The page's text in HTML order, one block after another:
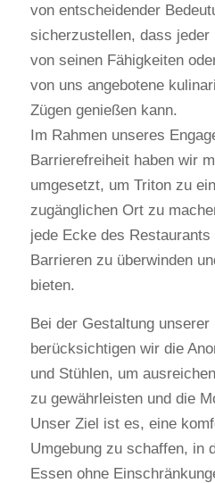
von entscheidender
sicherzustellen, dass jeder
von seinen Fähigkeiten
von uns angebotene
Zügen genießen kann.
Im Rahmen unseres
Barrierefreiheit haben wir
umgesetzt, um Triton zu
zugänglichen Ort zu
jede Ecke des
Barrieren zu überwinden
bieten.
Bei der Gestaltung
berücksichtigen wir die
und Stühlen, um
zu gewährleisten und die
Unser Ziel ist es, eine
Umgebung zu schaffen, in
Essen ohne